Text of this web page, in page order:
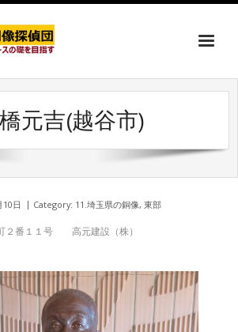
元吉(越谷市)
10日 Category: 11.埼玉県の銅像, 東部
２番１１号 高元建設（株）